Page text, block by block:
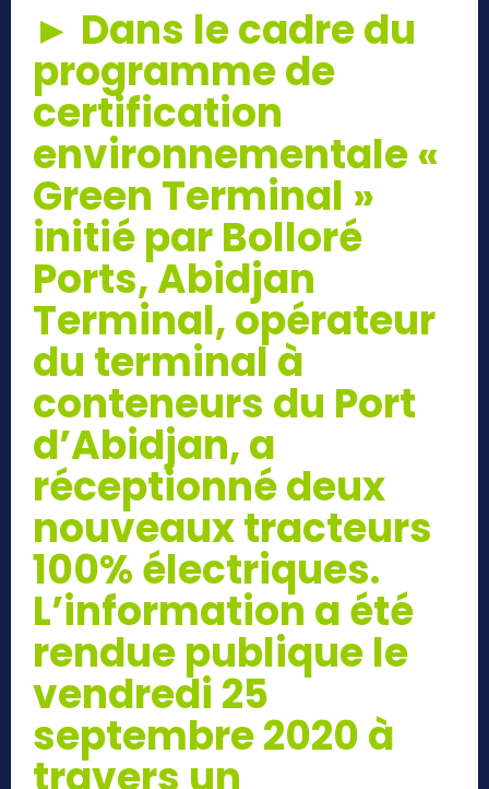
► Dans le cadre du
programme de
certification
environnementale «
Green Terminal »
initié par Bolloré
Ports, Abidjan
Terminal, opérateur
du terminal à
conteneurs du Port
d’Abidjan, a
réceptionné deux
nouveaux tracteurs
100% électriques.
L’information a été
rendue publique le
vendredi 25
septembre 2020 à
travers un